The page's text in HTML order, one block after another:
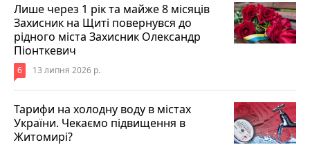
Лише через 1 рік та майже 8 місяців
Захисник на Щиті повернувся до
рідного міста Захисник Олександр
Піонткевич
6 13 липня 2026 р.
Тарифи на холодну воду в містах
України. Чекаємо підвищення в
Житомирі?